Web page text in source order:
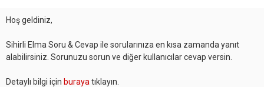
Hoş geldiniz,
Sihirli Elma Soru & Cevap ile sorularınıza en kısa zamanda yanıt
alabilirsiniz. Sorunuzu sorun ve diğer kullanıcılar cevap versin.
Detaylı bilgi için buraya tıklayın.